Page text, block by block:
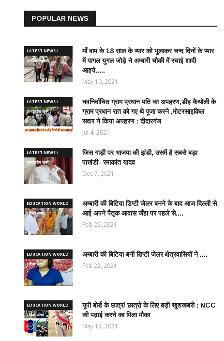
POPULAR NEWS
LATEST NEWS /
ताज़ातरीन खबरें
माँ बाप के 18 साल के प्यार को भुलाकर चन्द दिनों के प्यार
में पागल युगल जोड़े ने अम्बारी चौकी में रचाई शादी
आइये.....
May 10, 2021
LATEST NEWS /
ताज़ातरीन खबरें
नवनिर्वाचित ग्राम प्रधान पति का अपहरण,डीह कैथोली के
ग्राम प्रधान रात को गए थे पूजा करने ,मोटरसाइकिल
सवार ने किया अपहरण : दीदारगंज
Jul 4, 2021
LATEST NEWS /
ताज़ातरीन खबरें
जिस गाड़ी पर भाजपा की झंडी, उसमें है सबसे बड़ा
पाखंडी- रमाकांत यादव
Dec 7, 2021
EDUCATION WORLD
/ शिक्षा जगत
अम्बारी की बिटिया डिप्टी जेलर बनने के बाद आज दिल्ली से
आई अपने पैतृक आवास जँहा पर पहले से....
Feb 25, 2021
EDUCATION WORLD
/ शिक्षा जगत
अम्बारी की बिटिया बनी डिप्टी जेलर क्षेत्रवासियों ने ....
Feb 22, 2021
EDUCATION WORLD
/ शिक्षा जगत
यूपी बोर्ड के छात्र/ छात्रो के लिए बड़ी खुशखबरी : NCC
की पढ़ाई करने का मिला मौका
May 14, 2021